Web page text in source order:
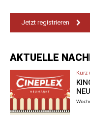
Jetzt registrieren
AKTUELLE
Kurz